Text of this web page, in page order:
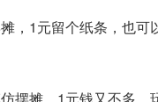
，1元留个纸条，也